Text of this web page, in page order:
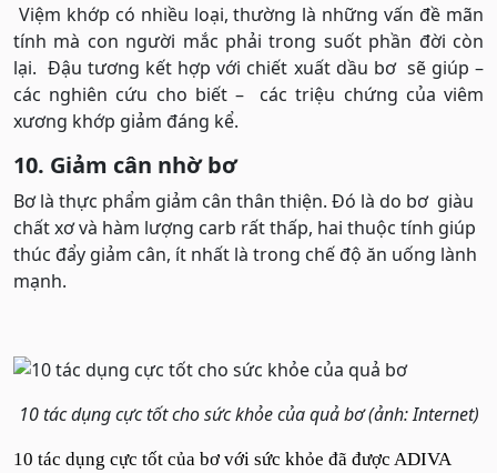
Việm khớp có nhiều loại, thường là những vấn đề mãn
tính mà con người mắc phải trong suốt phần đời còn
lại. Đậu tương kết hợp với chiết xuất dầu bơ sẽ giúp –
các nghiên cứu cho biết – các triệu chứng của viêm
xương khớp giảm đáng kể.
10. Giảm cân nhờ bơ
Bơ là thực phẩm giảm cân thân thiện. Đó là do bơ giàu
chất xơ và hàm lượng carb rất thấp, hai thuộc tính giúp
thúc đẩy giảm cân, ít nhất là trong chế độ ăn uống lành
mạnh.
10 tác dụng cực tốt cho sức khỏe của quả bơ (ảnh: Internet)
10 tác dụng cực tốt của bơ với sức khỏe đã được ADIVA